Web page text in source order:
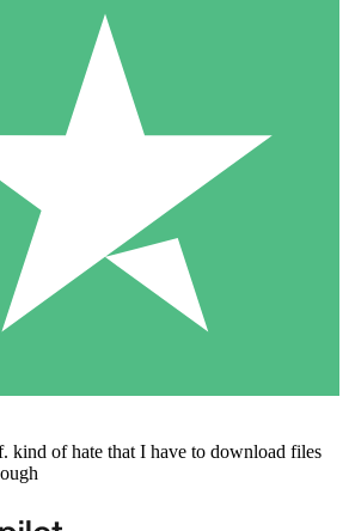
kind of hate that I have to download files